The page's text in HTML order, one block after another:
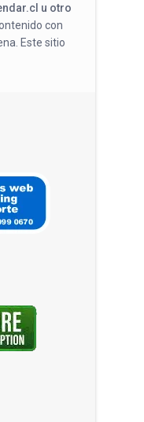
u otro
con
Este sitio